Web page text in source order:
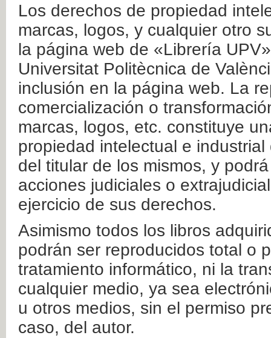
Los derechos de propiedad
marcas, logos, y cualquier otro
la página web de «Librería
Universitat Politècnica de
inclusión en la página web. La
comercialización o
marcas, logos, etc. constituye
propiedad intelectual e
del titular de los mismos, y
acciones judiciales o
ejercicio de sus derechos.
Asimismo todos los libros
podrán ser reproducidos total o
tratamiento informático, ni la
cualquier medio, ya sea
u otros medios, sin el permiso
caso, del autor.